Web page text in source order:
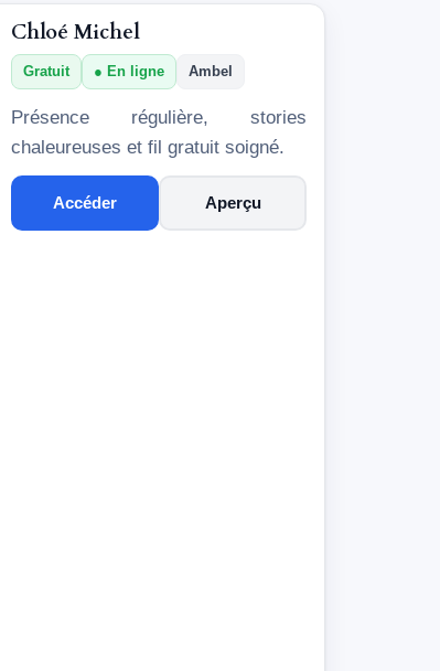
Chloé Michel
Gratuit En ligne Ambel
Présence régulière, stories
chaleureuses et fil gratuit soigné.
Accéder Aperçu